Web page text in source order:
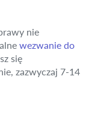
nie
wezwanie do
się
zazwyczaj 7-14